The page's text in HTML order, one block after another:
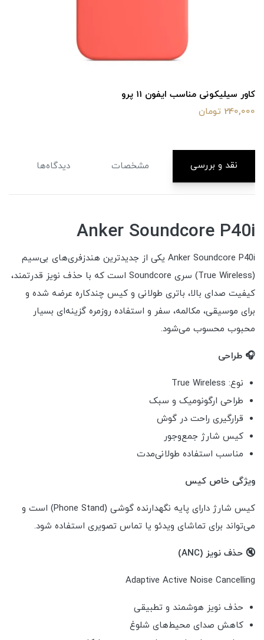
کاور سیلیکونی مناسب ایفون 11 پرو
240,000 تومان
نقد و بررسی مشخصات دیدگاه‌ها
Anker Soundcore P40i
Anker Soundcore P40i یکی از جدیدترین هندزفری‌های بی‌سیم
(True Wireless) سری Soundcore است که با حذف نویز قدرتمند،
کیفیت صدای بالا، باتری طولانی و کیس چندکاره عرضه شده و
برای موسیقی، مکالمه، سفر و استفاده روزمره گزینه‌ای بسیار
محبوب محسوب می‌شود.
🎧 طراحی
نوع: True Wireless
طراحی ارگونومیک و سبک
قرارگیری راحت در گوش
کیس شارژ جمع‌وجور
مناسب استفاده طولانی‌مدت
ویژگی خاص کیس
کیس شارژ دارای پایه نگهدارنده گوشی (Phone Stand) است و
می‌تواند برای تماشای ویدئو یا تماس تصویری استفاده شود.
🔇 حذف نویز (ANC)
Adaptive Active Noise Cancelling
حذف نویز هوشمند و تطبیقی
کاهش صدای محیط‌های شلوغ